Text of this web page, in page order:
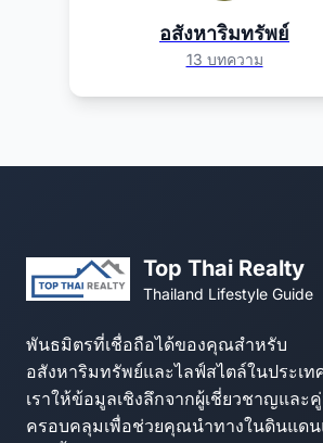
อสังหาริมทรัพย์
13 บทความ
Top Thai Realty
Thailand Lifestyle Guide
พันธมิตรที่เชื่อถือได้ของคุณสำหรับ
อสังหาริมทรัพย์และไลฟ์สไตล์ในประเท
เราให้ข้อมูลเชิงลึกจากผู้เชี่ยวชาญและ
ครอบคลุมเพื่อช่วยคุณนำทางในดินแดน